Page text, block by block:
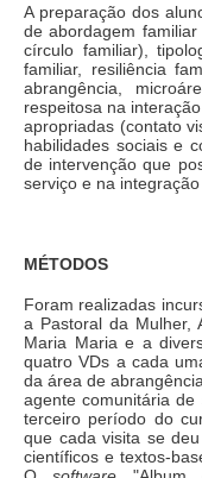
A preparação dos
de abordagem
círculo familiar),
familiar, resiliência
abrangência,
respeitosa na
apropriadas (contato
habilidades sociais e
de intervenção que
serviço e na
MÉTODOS
Foram realizadas
a Pastoral da Mulher,
Maria Maria e a
quatro VDs a cada
da área de
agente comunitária
terceiro período do
que cada visita se
científicos e textos-